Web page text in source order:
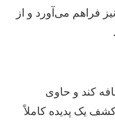
فراهم می‌آورد و از
کند و حاوی
یک پدیده کاملاً